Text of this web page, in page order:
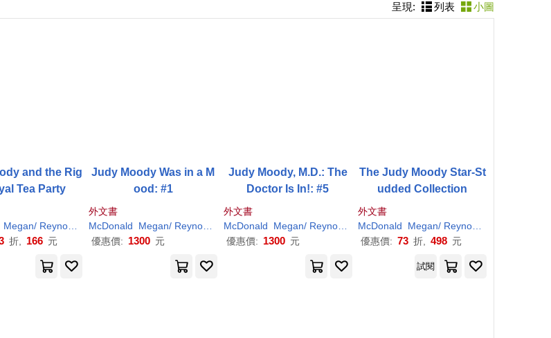
呈現: 列表 小圖
)
and the Rig
Tea Party
Megan/ Reynolds Peter H. (ILT)
折, 166 元
Judy Moody Was in a M
ood: #1
外文書
McDonald
Megan/ Reynolds Peter H. (ILT)
優惠價: 1300 元
Judy Moody, M.D.: The
Doctor Is In!: #5
外文書
McDonald
Megan/ Reynolds Peter H. (ILT)
優惠價: 1300 元
The Judy Moody Star-St
udded Collection
外文書
McDonald
Megan/ Reynolds
優惠價: 73 折, 498 元
試閱